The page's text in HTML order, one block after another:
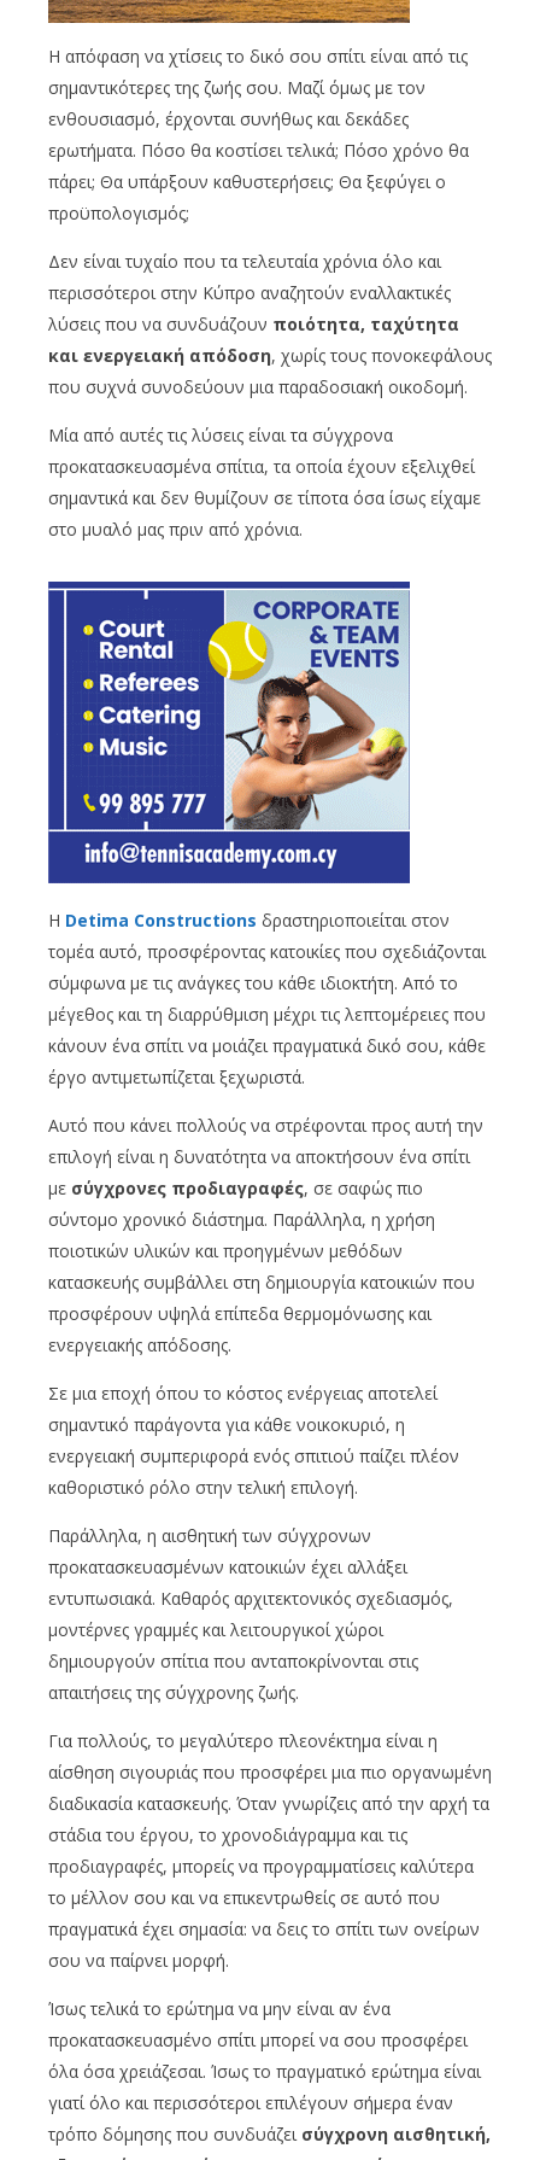
Η απόφαση να χτίσεις το δικό σου σπίτι είναι από τις
σημαντικότερες της ζωής σου. Μαζί όμως με τον
ενθουσιασμό, έρχονται συνήθως και δεκάδες
ερωτήματα. Πόσο θα κοστίσει τελικά; Πόσο χρόνο θα
πάρει; Θα υπάρξουν καθυστερήσεις; Θα ξεφύγει ο
προϋπολογισμός;
Δεν είναι τυχαίο που τα τελευταία χρόνια όλο και
περισσότεροι στην Κύπρο αναζητούν εναλλακτικές
λύσεις που να συνδυάζουν ποιότητα, ταχύτητα
και ενεργειακή απόδοση, χωρίς τους πονοκεφάλους
που συχνά συνοδεύουν μια παραδοσιακή οικοδομή.
Μία από αυτές τις λύσεις είναι τα σύγχρονα
προκατασκευασμένα σπίτια, τα οποία έχουν εξελιχθεί
σημαντικά και δεν θυμίζουν σε τίποτα όσα ίσως είχαμε
στο μυαλό μας πριν από χρόνια.
Η Detima Constructions δραστηριοποιείται στον
τομέα αυτό, προσφέροντας κατοικίες που σχεδιάζονται
σύμφωνα με τις ανάγκες του κάθε ιδιοκτήτη. Από το
μέγεθος και τη διαρρύθμιση μέχρι τις λεπτομέρειες που
κάνουν ένα σπίτι να μοιάζει πραγματικά δικό σου, κάθε
έργο αντιμετωπίζεται ξεχωριστά.
Αυτό που κάνει πολλούς να στρέφονται προς αυτή την
επιλογή είναι η δυνατότητα να αποκτήσουν ένα σπίτι
με σύγχρονες προδιαγραφές, σε σαφώς πιο
σύντομο χρονικό διάστημα. Παράλληλα, η χρήση
ποιοτικών υλικών και προηγμένων μεθόδων
κατασκευής συμβάλλει στη δημιουργία κατοικιών που
προσφέρουν υψηλά επίπεδα θερμομόνωσης και
ενεργειακής απόδοσης.
Σε μια εποχή όπου το κόστος ενέργειας αποτελεί
σημαντικό παράγοντα για κάθε νοικοκυριό, η
ενεργειακή συμπεριφορά ενός σπιτιού παίζει πλέον
καθοριστικό ρόλο στην τελική επιλογή.
Παράλληλα, η αισθητική των σύγχρονων
προκατασκευασμένων κατοικιών έχει αλλάξει
εντυπωσιακά. Καθαρός αρχιτεκτονικός σχεδιασμός,
μοντέρνες γραμμές και λειτουργικοί χώροι
δημιουργούν σπίτια που ανταποκρίνονται στις
απαιτήσεις της σύγχρονης ζωής.
Για πολλούς, το μεγαλύτερο πλεονέκτημα είναι η
αίσθηση σιγουριάς που προσφέρει μια πιο οργανωμένη
διαδικασία κατασκευής. Όταν γνωρίζεις από την αρχή τα
στάδια του έργου, το χρονοδιάγραμμα και τις
προδιαγραφές, μπορείς να προγραμματίσεις καλύτερα
το μέλλον σου και να επικεντρωθείς σε αυτό που
πραγματικά έχει σημασία: να δεις το σπίτι των ονείρων
σου να παίρνει μορφή.
Ίσως τελικά το ερώτημα να μην είναι αν ένα
προκατασκευασμένο σπίτι μπορεί να σου προσφέρει
όλα όσα χρειάζεσαι. Ίσως το πραγματικό ερώτημα είναι
γιατί όλο και περισσότεροι επιλέγουν σήμερα έναν
τρόπο δόμησης που συνδυάζει σύγχρονη αισθητική,